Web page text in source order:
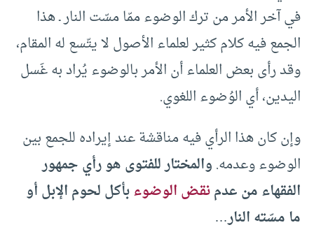
في آخر الأمر من ترك الوضوء ممّا مسّت النار ـ هذا
الجمع فيه كلام كثير لعلماء الأصول لا يتّسع له المقام،
وقد رأى بعض العلماء أن الأمر بالوضوء يُراد به غَسل
اليدين، أي الوُضوء اللغوي.
وإن كان هذا الرأي فيه مناقشة عند إيراده للجمع بين
الوضوء وعدمه.والمختار للفتوى هو رأي جمهور
الفقهاء من عدمنقض الوضوءبأكل لحوم الإبل أو
ما مسّته النار…